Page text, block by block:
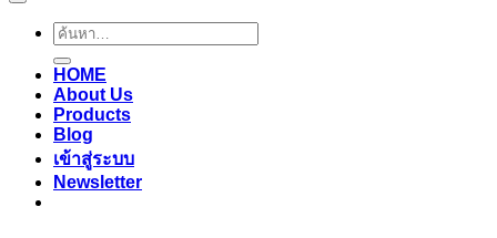
ค้นหา:
HOME
About Us
Products
Blog
เข้าสู่ระบบ
Newsletter